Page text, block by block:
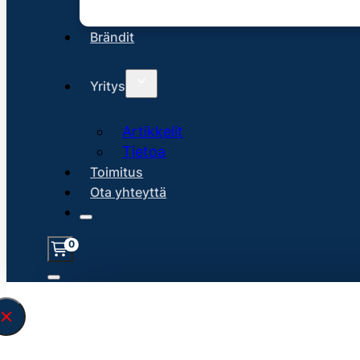
Brändit
Yritys
Artikkelit
Tietoa
Toimitus
Ota yhteyttä
0